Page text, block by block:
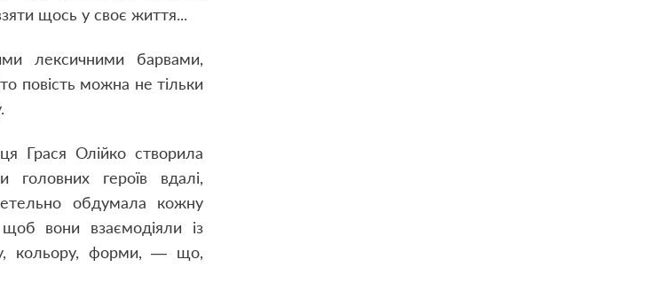
щось у своє життя...
лексичними барвами,
повість можна не тільки
Грася Олійко створила
головних героїв вдалі,
обдумала кожну
вони взаємодіяли із
кольору, форми, — що,